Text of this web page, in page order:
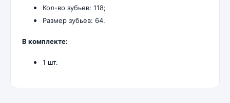
Кол-во зубьев: 118;
Размер зубьев: 64.
В комплекте:
1 шт.